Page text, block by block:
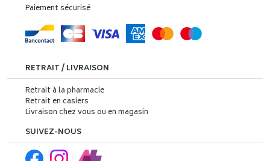
Paiement sécurisé
RETRAIT / LIVRAISON
Retrait à la pharmacie
Retrait en casiers
Livraison chez vous ou en magasin
SUIVEZ-NOUS